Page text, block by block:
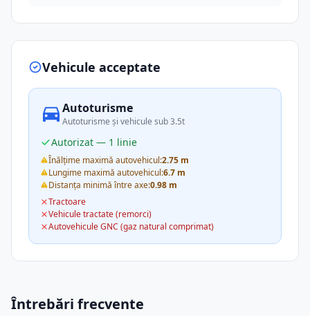
Vehicule acceptate
Autoturisme
Autoturisme și vehicule sub 3.5t
Autorizat — 1 linie
Înălțime maximă autovehicul:2.75 m
Lungime maximă autovehicul:6.7 m
Distanța minimă între axe:0.98 m
Tractoare
Vehicule tractate (remorci)
Autovehicule GNC (gaz natural comprimat)
Întrebări frecvente